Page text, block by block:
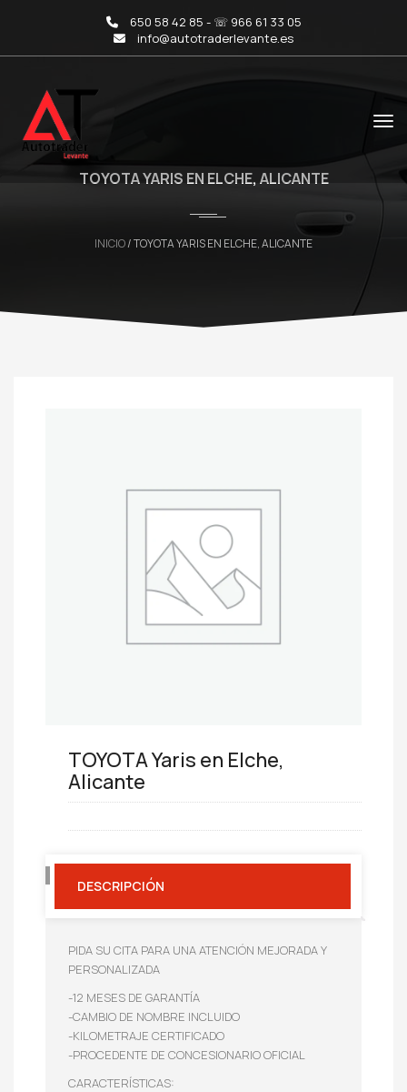
650 58 42 85 - ☏ 966 61 33 05
info@autotraderlevante.es
TOYOTA YARIS EN ELCHE, ALICANTE
INICIO/ TOYOTA YARIS EN ELCHE, ALICANTE
TOYOTA Yaris en Elche,
Alicante
DESCRIPCIÓN
PIDA SU CITA PARA UNA ATENCIÓN MEJORADA Y
PERSONALIZADA
-12 MESES DE GARANTÍA
-CAMBIO DE NOMBRE INCLUIDO
-KILOMETRAJE CERTIFICADO
-PROCEDENTE DE CONCESIONARIO OFICIAL
CARACTERÍSTICAS: